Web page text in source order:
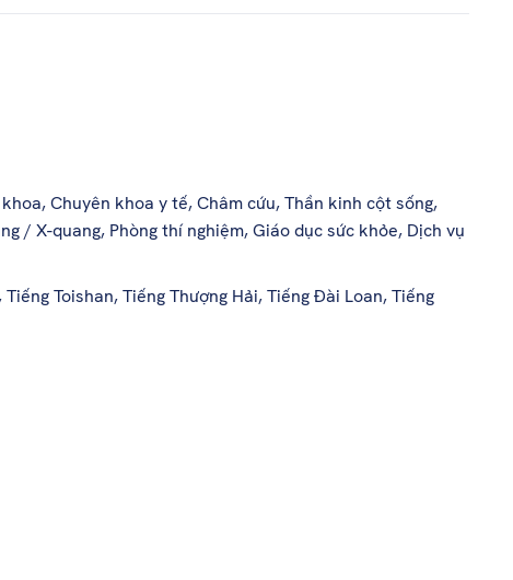
Chuyên khoa y tế, Châm cứu, Thần kinh cột sống,
/ X-quang, Phòng thí nghiệm, Giáo dục sức khỏe, Dịch vụ
Toishan, Tiếng Thượng Hải, Tiếng Đài Loan, Tiếng